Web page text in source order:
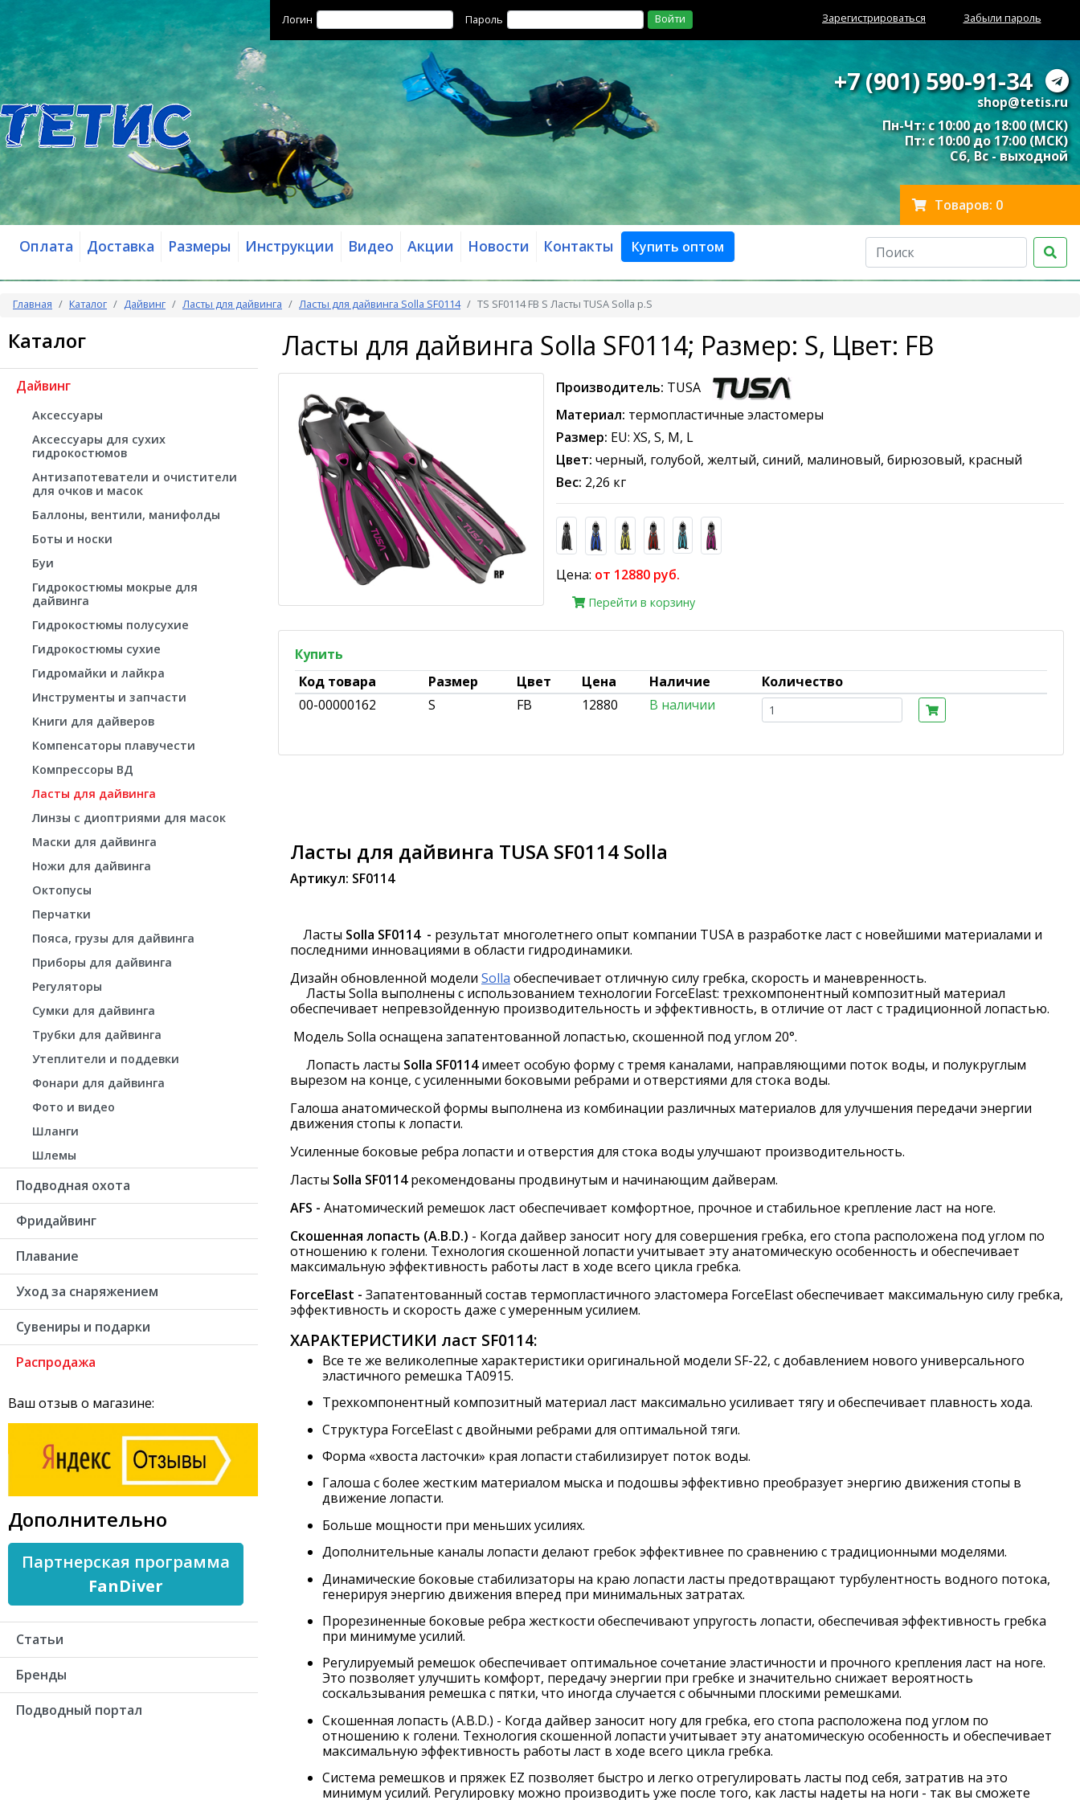
Логин Пароль Войти Зарегистрироваться Забыли пароль
+7 (901) 590-91-34
shop@tetis.ru
Пн-Чт: с 10:00 до 18:00 (МСК)
Пт: с 10:00 до 17:00 (МСК)
Сб, Вс - выходной
Товаров: 0
Оплата Доставка Размеры Инструкции Видео Акции Новости Контакты Купить оптом
Главная Каталог Дайвинг Ласты для дайвинга Ласты для дайвинга Solla SF0114 TS SF0114 FB S Ласты TUSA Solla p.S
Каталог
Дайвинг
Аксессуары
Аксессуары для сухих
гидрокостюмов
Антизапотеватели и очистители
для очков и масок
Баллоны, вентили, манифолды
Боты и носки
Буи
Гидрокостюмы мокрые для
дайвинга
Гидрокостюмы полусухие
Гидрокостюмы сухие
Гидромайки и лайкра
Инструменты и запчасти
Книги для дайверов
Компенсаторы плавучести
Компрессоры ВД
Ласты для дайвинга
Линзы с диоптриями для масок
Маски для дайвинга
Ножи для дайвинга
Октопусы
Перчатки
Пояса, грузы для дайвинга
Приборы для дайвинга
Регуляторы
Сумки для дайвинга
Трубки для дайвинга
Утеплители и поддевки
Фонари для дайвинга
Фото и видео
Шланги
Шлемы
Подводная охота
Фридайвинг
Плавание
Уход за снаряжением
Сувениры и подарки
Распродажа
Ваш отзыв о магазине:
Дополнительно
Партнерская программа
FanDiver
Статьи
Бренды
Подводный портал
Ласты для дайвинга Solla SF0114; Размер: S, Цвет: FB
Производитель: TUSA
Материал: термопластичные эластомеры
Размер: EU: XS, S, M, L
Цвет: черный, голубой, желтый, синий, малиновый, бирюзовый, красный
Вес: 2,26 кг
Цена: от 12880 руб.
Перейти в корзину
Купить
Код товара
Размер Цвет Цена Наличие
Количество
00-00000162
S FB 12880 В наличии
Ласты для дайвинга TUSA SF0114 Solla
Артикул: SF0114
Ласты Solla SF0114 - результат многолетнего опыт компании TUSA в разработке ласт с новейшими материалами и
последними инновациями в области гидродинамики.
Дизайн обновленной модели Solla обеспечивает отличную силу гребка, скорость и маневренность.
Ласты Solla выполнены с использованием технологии ForceElast: трехкомпонентный композитный материал
обеспечивает непревзойденную производительность и эффективность, в отличие от ласт с традиционной лопастью.
Модель Solla оснащена запатентованной лопастью, скошенной под углом 20°.
Лопасть ласты Solla SF0114имеет особую форму с тремя каналами, направляющими поток воды, и полукруглым
вырезом на конце, с усиленными боковыми ребрами и отверстиями для стока воды.
Галоша анатомической формы выполнена из комбинации различных материалов для улучшения передачи энергии
движения стопы к лопасти.
Усиленные боковые ребра лопасти и отверстия для стока воды улучшают производительность.
Ласты Solla SF0114рекомендованы продвинутым и начинающим дайверам.
AFS - Анатомический ремешок ласт обеспечивает комфортное, прочное и стабильное крепление ласт на ноге.
Скошенная лопасть (A.B.D.) - Когда дайвер заносит ногу для совершения гребка, его стопа расположена под углом по
отношению к голени. Технология скошенной лопасти учитывает эту анатомическую особенность и обеспечивает
максимальную эффективность работы ласт в ходе всего цикла гребка.
ForceElast - Запатентованный состав термопластичного эластомера ForceElast обеспечивает максимальную силу гребка,
эффективность и скорость даже с умеренным усилием.
ХАРАКТЕРИСТИКИ ласт SF0114:
Все те же великолепные характеристики оригинальной модели SF-22, с добавлением нового универсального
эластичного ремешка TA0915.
Трехкомпонентный композитный материал ласт максимально усиливает тягу и обеспечивает плавность хода.
Структура ForceElast с двойными ребрами для оптимальной тяги.
Форма «хвоста ласточки» края лопасти стабилизирует поток воды.
Галоша с более жестким материалом мыска и подошвы эффективно преобразует энергию движения стопы в
движение лопасти.
Больше мощности при меньших усилиях.
Дополнительные каналы лопасти делают гребок эффективнее по сравнению с традиционными моделями.
Динамические боковые стабилизаторы на краю лопасти ласты предотвращают турбулентность водного потока,
генерируя энергию движения вперед при минимальных затратах.
Прорезиненные боковые ребра жесткости обеспечивают упругость лопасти, обеспечивая эффективность гребка
при минимуме усилий.
Регулируемый ремешок обеспечивает оптимальное сочетание эластичности и прочного крепления ласт на ноге.
Это позволяет улучшить комфорт, передачу энергии при гребке и значительно снижает вероятность
соскальзывания ремешка с пятки, что иногда случается с обычными плоскими ремешками.
Скошенная лопасть (A.B.D.) - Когда дайвер заносит ногу для гребка, его стопа расположена под углом по
отношению к голени. Технология скошенной лопасти учитывает эту анатомическую особенность и обеспечивает
максимальную эффективность работы ласт в ходе всего цикла гребка.
Система ремешков и пряжек EZ позволяет быстро и легко отрегулировать ласты под себя, затратив на это
минимум усилий. Регулировку можно производить уже после того, как ласты надеты на ноги - так вы сможете